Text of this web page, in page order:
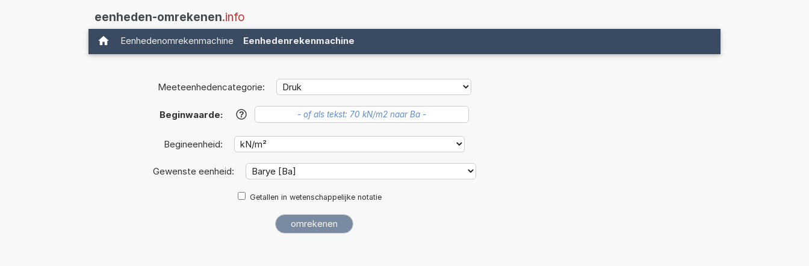
eenheden-omrekenen.info
Eenhedenomrekenmachine Eenhedenrekenmachine
Meeteenhedencategorie:
Beginwaarde: ?
Begineenheid:
Gewenste eenheid:
Getallen in wetenschappelijke notatie